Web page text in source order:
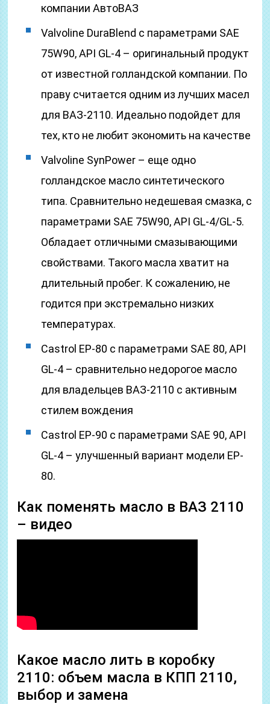
компании АвтоВАЗ
Valvoline DuraBlend с параметрами SAE
75W90, API GL-4 – оригинальный продукт
от известной голландской компании. По
праву считается одним из лучших масел
для ВАЗ-2110. Идеально подойдет для
тех, кто не любит экономить на качестве
Valvoline SynPower – еще одно
голландское масло синтетического
типа. Сравнительно недешевая смазка, с
параметрами SAE 75W90, API GL-4/GL-5.
Обладает отличными смазывающими
свойствами. Такого масла хватит на
длительный пробег. К сожалению, не
годится при экстремально низких
температурах.
Castrol EP-80 с параметрами SAE 80, API
GL-4 – сравнительно недорогое масло
для владельцев ВАЗ-2110 с активным
стилем вождения
Castrol EP-90 с параметрами SAE 90, API
GL-4 – улучшенный вариант модели EP-
80.
Как поменять масло в ВАЗ 2110
– видео
Какое масло лить в коробку
2110: объем масла в КПП 2110,
выбор и замена